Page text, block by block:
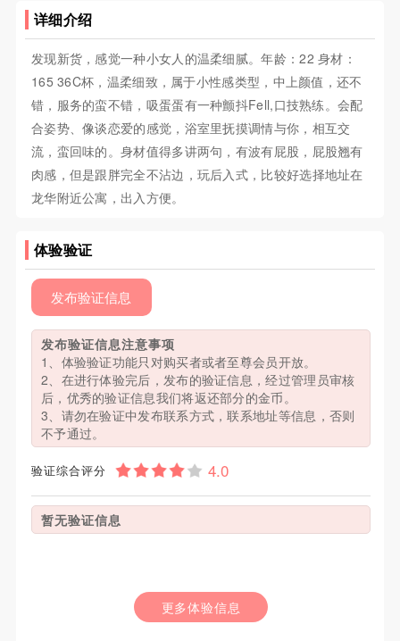
详细介绍
发现新货，感觉一种小女人的温柔细腻。年龄：22 身材：
165 36C杯，温柔细致，属于小性感类型，中上颜值，还不
错，服务的蛮不错，吸蛋蛋有一种颤抖Fell,口技熟练。会配
合姿势、像谈恋爱的感觉，浴室里抚摸调情与你，相互交
流，蛮回味的。身材值得多讲两句，有波有屁股，屁股翘有
肉感，但是跟胖完全不沾边，玩后入式，比较好选择地址在
龙华附近公寓，出入方便。
体验验证
发布验证信息
发布验证信息注意事项
1、体验验证功能只对购买者或者至尊会员开放。
2、在进行体验完后，发布的验证信息，经过管理员审核
后，优秀的验证信息我们将返还部分的金币。
3、请勿在验证中发布联系方式，联系地址等信息，否则
不予通过。
验证综合评分
暂无验证信息
更多体验信息